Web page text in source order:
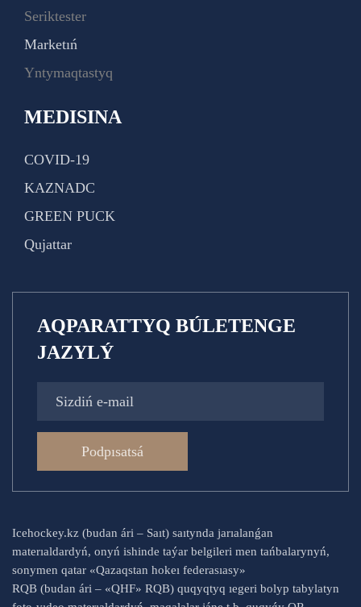
Seriktester
Marketıń
Yntymaqtastyq
MEDISINA
COVID-19
KAZNADC
GREEN PUCK
Qujattar
AQPARATTYQ BÚLETENGE
JAZYLÝ
Podpısatsá
Icehockey.kz (budan ári – Saıt) saıtynda jarıalanǵan
materıaldardyń, onyń ishinde taýar belgileri men tańbalarynyń,
sonymen qatar «Qazaqstan hokeı federasıasy»
RQB (budan ári – «QHF» RQB) quqyqtyq ıegeri bolyp tabylatyn